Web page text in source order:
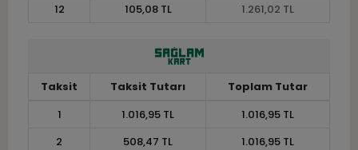
12
105,08 TL 1.261,02 TL
Taksit Taksit Tutarı
Toplam Tutar
1
1.016,95 TL
1.016,95 TL
2
508,47 TL
1.016,95 TL